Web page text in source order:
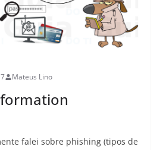
Mateus Lino
falei sobre phishing (tipos de